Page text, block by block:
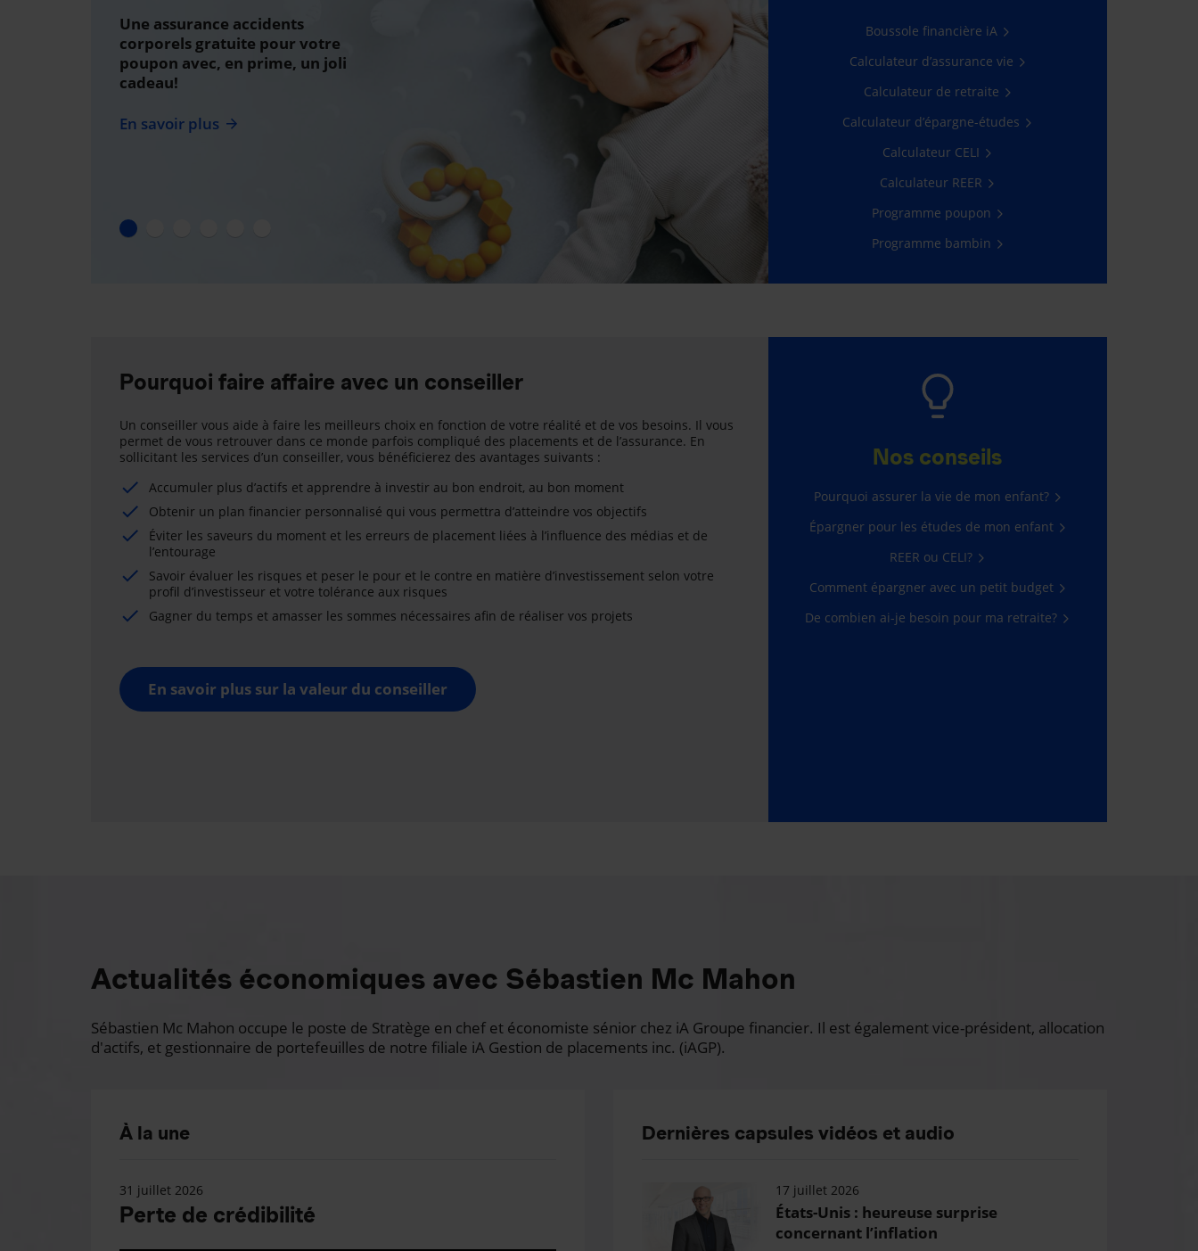
Une assurance accidents
corporels gratuite pour votre
poupon avec, en prime, un joli
cadeau!
En savoir plus
565 $ d’économie en moyenne*
Obtenir une soumission
Boussole financière iA
Calculateur d’assurance vie
Calculateur de retraite
Calculateur d’épargne-études
Calculateur CELI
Calculateur REER
Programme poupon
Programme bambin
Pourquoi faire affaire avec un conseiller
Un conseiller vous aide à faire les meilleurs choix en fonction de votre réalité et de vos besoins. Il vous
permet de vous retrouver dans ce monde parfois compliqué des placements et de l’assurance. En
sollicitant les services d’un conseiller, vous bénéficierez des avantages suivants :
Accumuler plus d’actifs et apprendre à investir au bon endroit, au bon moment
Obtenir un plan financier personnalisé qui vous permettra d’atteindre vos objectifs
Éviter les saveurs du moment et les erreurs de placement liées à l’influence des médias et de
l’entourage
Savoir évaluer les risques et peser le pour et le contre en matière d’investissement selon votre
profil d’investisseur et votre tolérance aux risques
Gagner du temps et amasser les sommes nécessaires afin de réaliser vos projets
En savoir plus sur la valeur du conseiller
Nos conseils
Pourquoi assurer la vie de mon enfant?
Épargner pour les études de mon enfant
REER ou CELI?
Comment épargner avec un petit budget
De combien ai-je besoin pour ma retraite?
Actualités économiques avec Sébastien Mc Mahon
Sébastien Mc Mahon occupe le poste de Stratège en chef et économiste sénior chez iA Groupe financier. Il est également vice-président, allocation
d'actifs, et gestionnaire de portefeuilles de notre filiale iA Gestion de placements inc. (iAGP).
À la une
31 juillet 2026
Perte de crédibilité
Dernières capsules vidéos et audio
17 juillet 2026
États-Unis : heureuse surprise
concernant l’inflation